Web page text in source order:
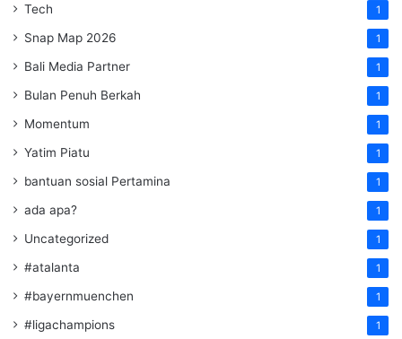
Tech 1
Snap Map 2026 1
Bali Media Partner 1
Bulan Penuh Berkah 1
Momentum 1
Yatim Piatu 1
bantuan sosial Pertamina 1
ada apa? 1
Uncategorized 1
#atalanta 1
#bayernmuenchen 1
#ligachampions 1